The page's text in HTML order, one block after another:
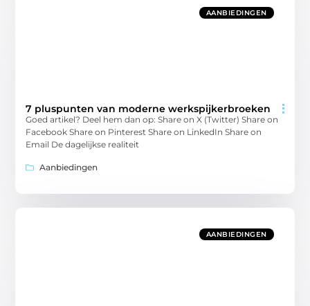
AANBIEDINGEN
7 pluspunten van moderne werkspijkerbroeken
Goed artikel? Deel hem dan op: Share on X (Twitter) Share on
Facebook Share on Pinterest Share on LinkedIn Share on
Email De dagelijkse realiteit
Aanbiedingen
AANBIEDINGEN